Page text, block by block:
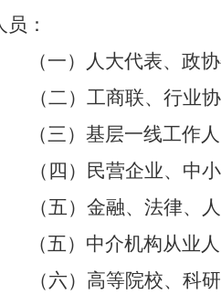
员 ：
（一）人大代表、政
（二） 工商联、 行业
（三） 基层一线工作
（ 四 ）民营企业、中
（五）金融、法律、
（五） 中介机构从业
（六）高等院校、科